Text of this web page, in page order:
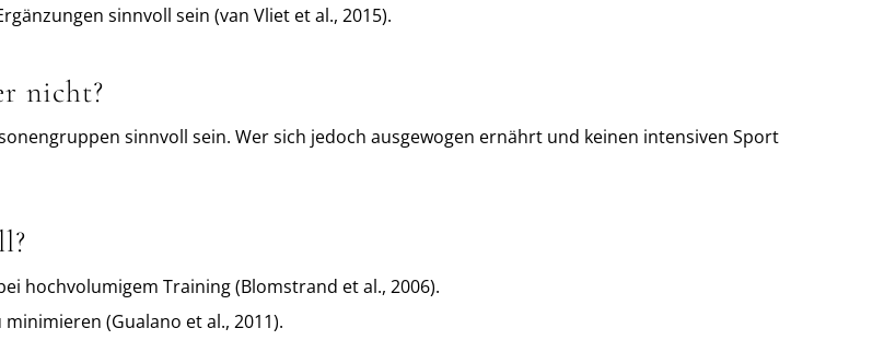
sinnvoll sein (van Vliet et al., 2015).
nicht?
sinnvoll sein. Wer sich jedoch ausgewogen ernährt und keinen intensiven Sport
hochvolumigem Training (Blomstrand et al., 2006).
(Gualano et al., 2011).